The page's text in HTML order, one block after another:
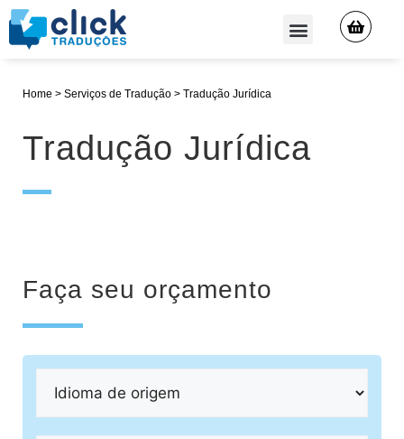
Home > Serviços de Tradução > Tradução Jurídica
Tradução Jurídica
Faça seu orçamento